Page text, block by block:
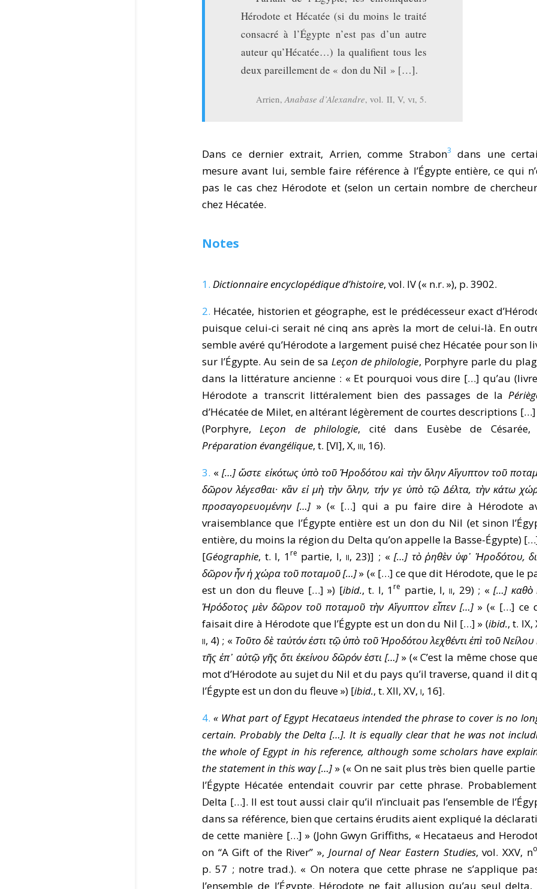
Hérodote et Hécatée (si du moins le traité
consacré à l’Égypte n’est pas d’un autre
auteur qu’Hécatée…) la qualifient tous les
deux pareillement de « don du Nil » […].
Arrien,Anabase d’Alexandre, vol. II, V,vi, 5.
Dans ce dernier extrait, Arrien, comme Strabon3
dans une
mesure avant lui, semble faire référence à l’Égypte entière, ce qui
pas le cas chez Hérodote et (selon un certain nombre de
chez Hécatée.
Notes
1. Dictionnaire encyclopédique d’histoire, vol. IV (« n.r. »), p. 3902.
2. Hécatée, historien et géographe, est le prédécesseur exact
puisque celui-ci serait né cinq ans après la mort de celui-là. En
semble avéré qu’Hérodote a largement puisé chez Hécatée pour son
sur l’Égypte. Au sein de sa Leçon de philologie, Porphyre parle du
dans la littérature ancienne : « Et pourquoi vous dire […] qu’au
Hérodote a transcrit littéralement bien des passages de la
d’Hécatée de Milet, en altérant légèrement de courtes descriptions […]
(Porphyre, Leçon de philologie, cité dans Eusèbe de Césarée,
Préparation évangélique, t. [VI], X, iii, 16).
3. «[…] ὥστε εἰκότως ὑπὸ τοῦ Ἡροδότου καὶ τὴν ὅλην Αἴγυπτον τοῦ
δῶρον λέγεσθαι· κἂν εἰ μὴ τὴν ὅλην, τήν γε ὑπὸ τῷ Δέλτα, τὴν κάτω
προσαγορευομένην […] » (« […] qui a pu faire dire à Hérodote
vraisemblance que l’Égypte entière est un don du Nil (et sinon
entière, du moins la région du Delta qu’on appelle la Basse-Égypte)
[Géographie, t. I, 1 re partie, I, ii, 23)] ; «[…] τὸ ῥηθὲν ὑφ᾿ Ἡροδότου,
δῶρον ἦν ἡ χώρα τοῦ ποταμοῦ […]» (« […] ce que dit Hérodote, que le
est un don du fleuve […] ») [ibid., t. I, 1 re partie, I,ii, 29) ; «[…] καθὸ
Ἡρόδοτος μὲν δῶρον τοῦ ποταμοῦ τὴν Αἴγυπτον εἶπεν […]» (« […] ce
faisait dire à Hérodote que l’Égypte est un don du Nil […] » (ibid., t. IX,
ii, 4) ; « Τοῦτο δὲ ταὐτόν ἐστι τῷ ὑπὸ τοῦ Ἡροδότου λεχθέντι ἐπὶ τοῦ Νείλου
τῆς ἐπ᾿ αὐτῷ γῆς ὅτι ἐκείνου δῶρόν ἐστι […]» (« C’est la même chose
mot d’Hérodote au sujet du Nil et du pays qu’il traverse, quand il dit
l’Égypte est un don du fleuve ») [ibid., t. XII, XV, i, 16].
4. « What part of Egypt Hecataeus intended the phrase to cover is no
certain. Probably the Delta […]. It is equally clear that he was not
the whole of Egypt in his reference, although some scholars have
the statement in this way […] » (« On ne sait plus très bien quelle
l’Égypte Hécatée entendait couvrir par cette phrase.
Delta […]. Il est tout aussi clair qu’il n’incluait pas l’ensemble de
dans sa référence, bien que certains érudits aient expliqué la
de cette manière […] » (John Gwyn Griffiths, « Hecataeus and
on “A Gift of the River” », Journal of Near Eastern Studies, vol. XXV, no
p. 57 ; notre trad.). « On notera que cette phrase ne s’applique
l’ensemble de l’Égypte. Hérodote ne fait allusion qu’au seul delta,